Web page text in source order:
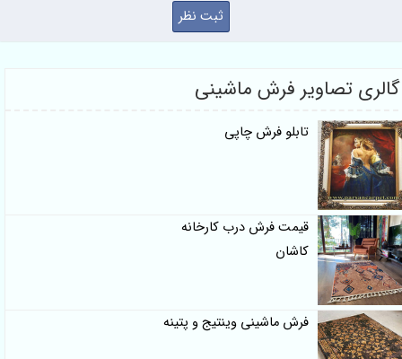
تصاویر فرش ماشینی
تابلو فرش چاپی
قیمت فرش درب کارخانه
کاشان
فرش ماشینی وینتیج و پتینه